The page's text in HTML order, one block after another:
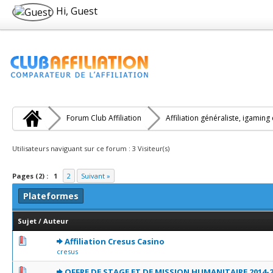
Hi, Guest
Forum Club Affiliation Affiliation généraliste, igaming
Utilisateurs naviguant sur ce forum : 3 Visiteur(s)
Pages (2) : 1 2 Suivant »
Plateformes
Sujet / Auteur
Affiliation Cresus Casino
cresus
0 Votes - 0 sur 5 en moyenne
12345